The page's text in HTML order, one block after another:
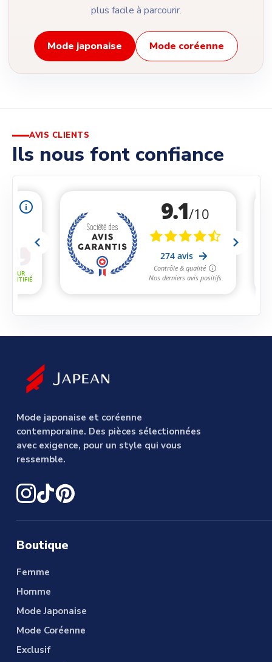
plus facile à parcourir.
Mode japonaise Mode coréenne
AVIS CLIENTS
Ils nous font confiance
Mode japonaise et coréenne
contemporaine. Des pièces sélectionnées
avec exigence, pour un style qui vous
ressemble.
Boutique
Femme
Homme
Mode Japonaise
Mode Coréenne
Exclusif